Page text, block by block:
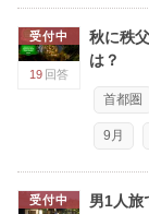
受付中
19 回答
秋に秩
は？
首都圏
9月
受付中
男1人旅